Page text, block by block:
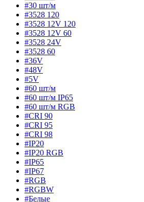
#30 шт/м
#3528 120
#3528 12V 120
#3528 12V 60
#3528 24V
#3528 60
#36V
#48V
#5V
#60 шт/м
#60 шт/м IP65
#60 шт/м RGB
#CRI 90
#CRI 95
#CRI 98
#IP20
#IP20 RGB
#IP65
#IP67
#RGB
#RGBW
#Белые